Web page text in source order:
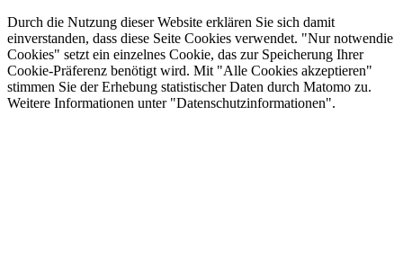
Durch die Nutzung dieser Website erklären Sie sich damit
einverstanden, dass diese Seite Cookies verwendet. "Nur notwendie
Cookies" setzt ein einzelnes Cookie, das zur Speicherung Ihrer
Cookie-Präferenz benötigt wird. Mit "Alle Cookies akzeptieren"
stimmen Sie der Erhebung statistischer Daten durch Matomo zu.
Weitere Informationen unter "Datenschutzinformationen".